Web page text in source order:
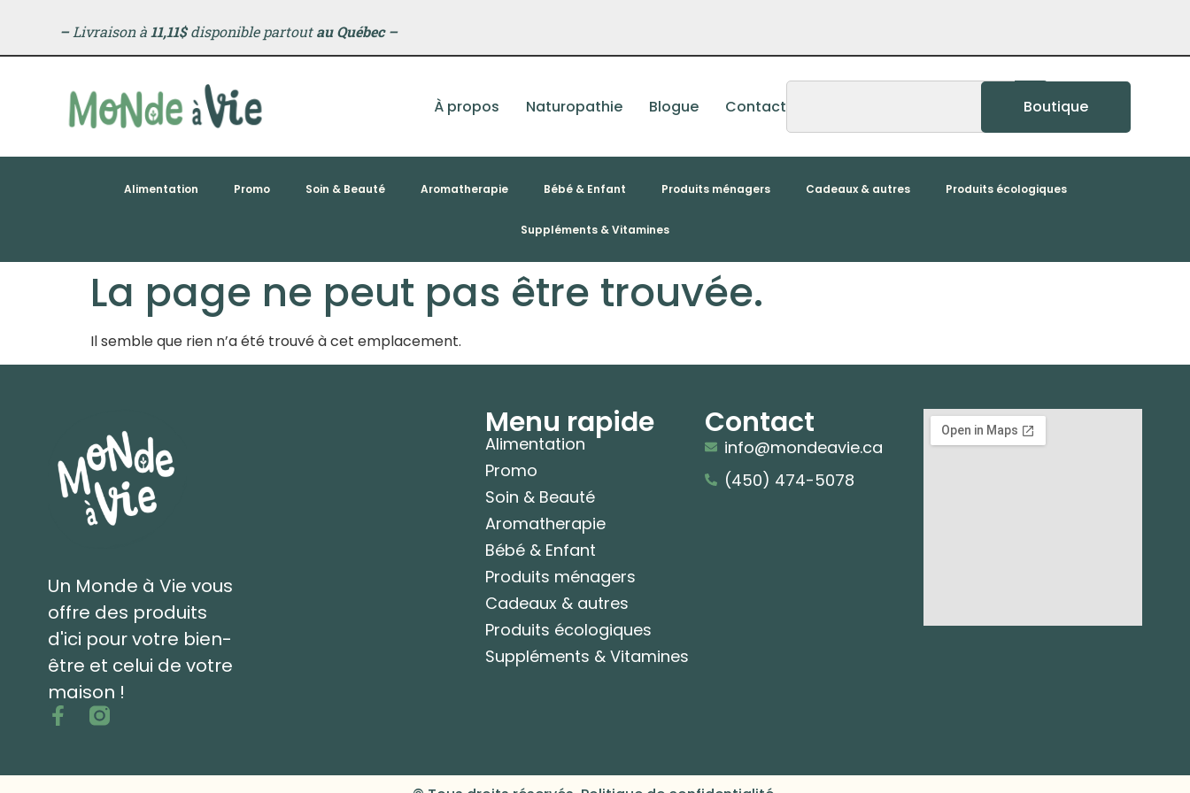
–Livraison à 11,11$disponible partoutau Québec –
À propos Naturopathie Blogue Contact Boutique
Alimentation Promo Soin & Beauté Aromatherapie Bébé & Enfant Produits ménagers Cadeaux & autres Produits écologiques
Suppléments & Vitamines
La page ne peut pas être trouvée.
Il semble que rien n’a été trouvé à cet emplacement.
Un Monde à Vie vous
offre des produits
d'ici pour votre bien-
être et celui de votre
maison !
Menu rapide
Alimentation
Promo
Soin & Beauté
Aromatherapie
Bébé & Enfant
Produits ménagers
Cadeaux & autres
Produits écologiques
Suppléments & Vitamines
Contact
info@mondeavie.ca
(450) 474-5078